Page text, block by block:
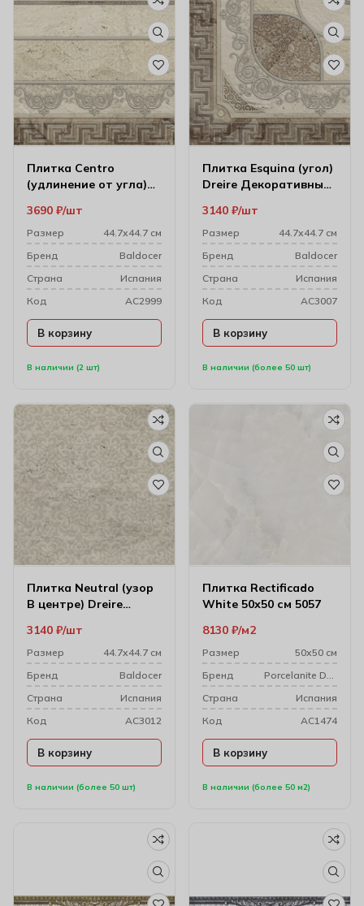
Плитка Centro
(удлинение от угла)
напольный элемент
44.7х44.7 см
В наличии (2 шт)
3690 ₽ шт
Размер
44.7х44.7 см
Бренд
Baldocer
Cтрана
Испания
Код
AC2999
В корзину
Плитка Esquina (угол)
Dreire Декоративный
44.7х44.7 см
В наличии (более 50 шт)
3140 ₽ шт
Размер
44.7х44.7 см
Бренд
Baldocer
Cтрана
Испания
Код
AC3007
В корзину
Плитка Neutral (узор
В центре) Dreire
напольный Элемент
44.7х44.7 см
В наличии (более 50 шт)
3140 ₽ шт
Размер
44.7х44.7 см
Бренд
Baldocer
Cтрана
Испания
Код
AC3012
В корзину
Плитка Rectificado
White 50х50 см 5057
В наличии (более 50 м2)
8130 ₽ м2
Размер
50х50 см
Бренд
Porcelanite Dos
Cтрана
Испания
Код
AC1474
В корзину